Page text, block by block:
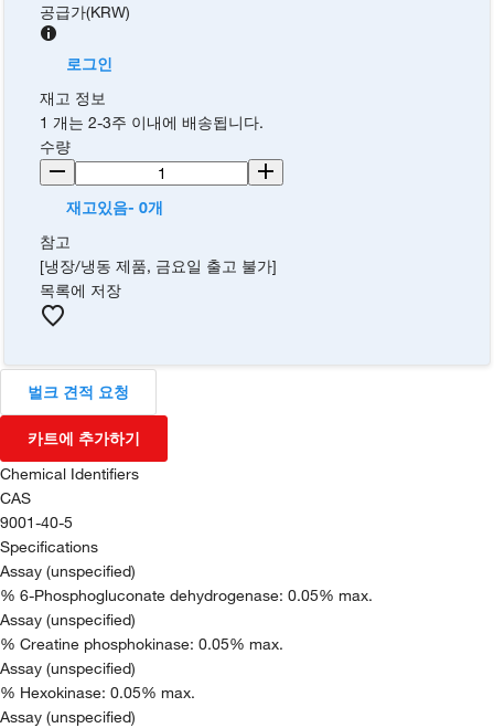
공급가(KRW)
로그인
재고 정보
1 개는 2-3주 이내에 배송됩니다.
수량
재고있음- 0개
참고
[냉장/냉동 제품, 금요일 출고 불가]
목록에 저장
벌크 견적 요청
카트에 추가하기
Chemical Identifiers
CAS
9001-40-5
Specifications
Assay (unspecified)
% 6-Phosphogluconate dehydrogenase: 0.05% max.
Assay (unspecified)
% Creatine phosphokinase: 0.05% max.
Assay (unspecified)
% Hexokinase: 0.05% max.
Assay (unspecified)